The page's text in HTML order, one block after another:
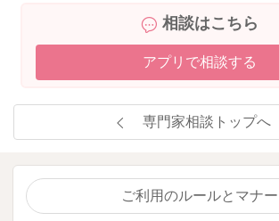
よかったら参考になさってみてくださいね。
よろしくお願いいたします。
相談はこちら
アプリで相談する
専門家相談トップへ
ご利用のルールとマナー